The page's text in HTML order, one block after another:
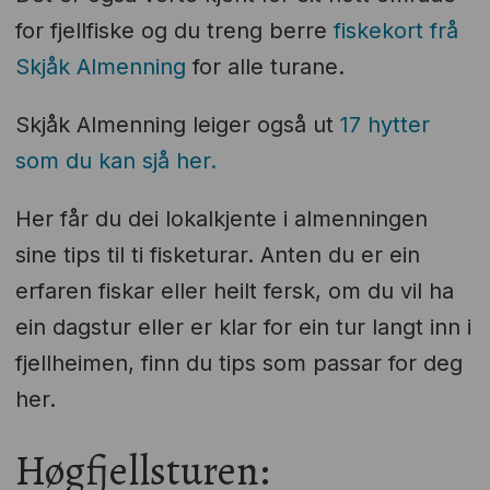
for fjellfiske og du treng berrefiskekort frå
Skjåk Almenning for alle turane.
Skjåk Almenning leiger også ut 17 hytter
som du kan sjå her.
Her får du dei lokalkjente i almenningen
sine tips til ti fisketurar. Anten du er ein
erfaren fiskar eller heilt fersk, om du vil ha
ein dagstur eller er klar for ein tur langt inn i
fjellheimen, finn du tips som passar for deg
her.
Høgfjellsturen: